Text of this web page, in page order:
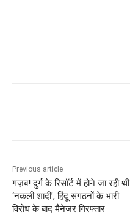
Previous article
गज़ब! दुर्ग के रिसॉर्ट में होने जा रही थी
‘नकली शादी’, हिंदू संगठनों के भारी
विरोध के बाद मैनेजर गिरफ्तार